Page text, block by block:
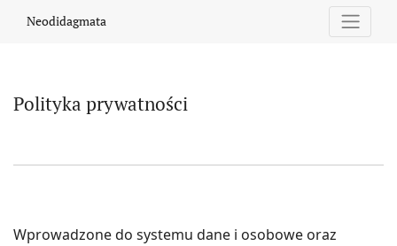
Neodidagmata
Polityka prywatności
Wprowadzone do systemu dane i osobowe oraz